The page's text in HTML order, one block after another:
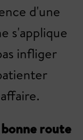
d'une
s'applique
infliger
route